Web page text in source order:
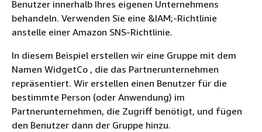
Benutzer innerhalb Ihres eigenen Unternehmens
behandeln. Verwenden Sie eine &IAM;-Richtlinie
anstelle einer Amazon SNS-Richtlinie.
In diesem Beispiel erstellen wir eine Gruppe mit dem
Namen WidgetCo , die das Partnerunternehmen
repräsentiert. Wir erstellen einen Benutzer für die
bestimmte Person (oder Anwendung) im
Partnerunternehmen, die Zugriff benötigt, und fügen
den Benutzer dann der Gruppe hinzu.